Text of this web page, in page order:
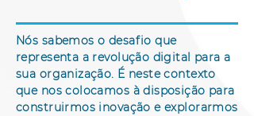
Nós sabemos o desafio que
representa a revolução digital para a
sua organização. É neste contexto
que nos colocamos à disposição para
construirmos inovação e explorarmos